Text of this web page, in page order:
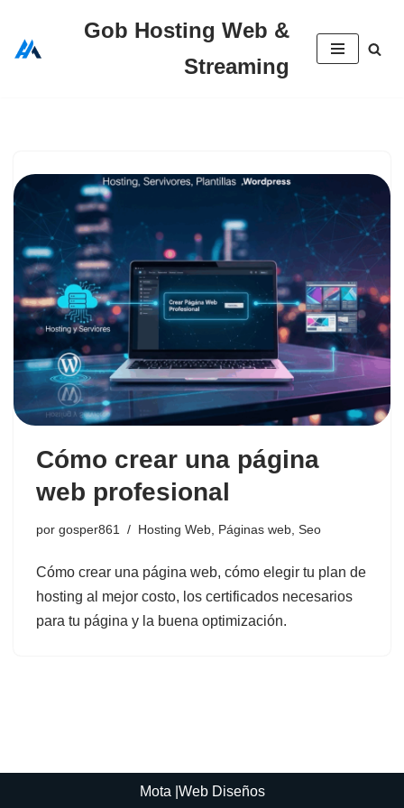
Saltar
Gob Hosting Web &
Streaming
Cómo crear una página
web profesional
por gosper861 Hosting Web Páginas web Seo
Cómo crear una página web, cómo elegir tu plan de
hosting al mejor costo, los certificados necesarios
para tu página y la buena optimización.
Mota |Web Diseños